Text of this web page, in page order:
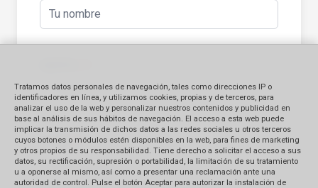
E-mail (*)
Tratamos datos personales de navegación, tales como direcciones IP o
identificadores en línea, y utilizamos cookies, propias y de terceros, para
analizar el uso de la web y personalizar nuestros contenidos y publicidad en
base al análisis de sus hábitos de navegación. El acceso a esta web puede
implicar la transmisión de dichos datos a las redes sociales u otros terceros
cuyos botones o módulos estén disponibles en la web, para fines de marketing
y otros propios de su responsabilidad. Tiene derecho a solicitar el acceso a sus
datos, su rectificación, supresión o portabilidad, la limitación de su tratamiento
u a oponerse al mismo, así como a presentar una reclamación ante una
autoridad de control. Pulse el botón Aceptar para autorizar la instalación de